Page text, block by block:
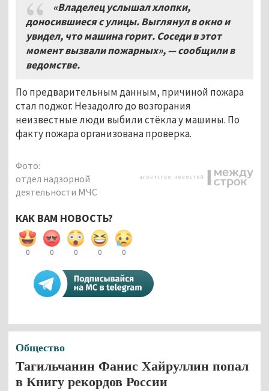
«Владелец услышал хлопки,
доносившиеся с улицы. Выглянул в окно и
увидел, что машина горит. Соседи в этот
момент вызвали пожарных», — сообщили в
ведомстве.
По предварительным данным, причиной пожара
стал поджог. Незадолго до возгорания
неизвестные люди выбили стёкла у машины. По
факту пожара организована проверка.
Фото:
отдел надзорной
деятельности МЧС
КАК ВАМ НОВОСТЬ?
0 0 0 0 0
Общество
Тагильчанин Фанис Хайруллин попал
в Книгу рекордов России